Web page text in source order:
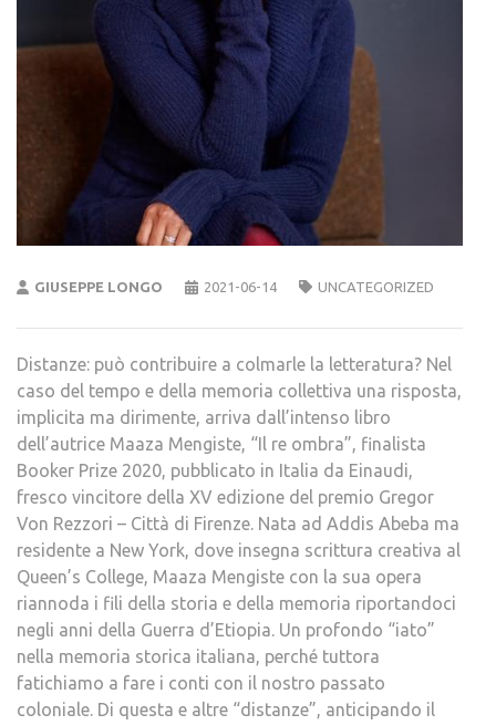
GIUSEPPE LONGO 2021-06-14 UNCATEGORIZED
Distanze: può contribuire a colmarle la letteratura? Nel
caso del tempo e della memoria collettiva una risposta,
implicita ma dirimente, arriva dall’intenso libro
dell’autrice Maaza Mengiste, “Il re ombra”, finalista
Booker Prize 2020, pubblicato in Italia da Einaudi,
fresco vincitore della XV edizione del premio Gregor
Von Rezzori – Città di Firenze. Nata ad Addis Abeba ma
residente a New York, dove insegna scrittura creativa al
Queen’s College, Maaza Mengiste con la sua opera
riannoda i fili della storia e della memoria riportandoci
negli anni della Guerra d’Etiopia. Un profondo “iato”
nella memoria storica italiana, perché tuttora
fatichiamo a fare i conti con il nostro passato
coloniale. Di questa e altre “distanze”, anticipando il